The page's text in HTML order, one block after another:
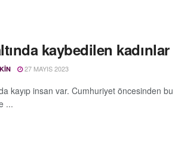
kaybedilen kadınlar
27 MAYIS 2023
kayıp insan var. Cumhuriyet öncesinden
...